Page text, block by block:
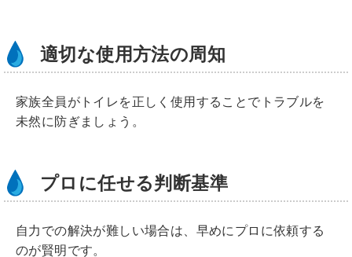
適切な使用方法の周知
家族全員がトイレを正しく使用することでトラブルを
未然に防ぎましょう。
プロに任せる判断基準
自力での解決が難しい場合は、早めにプロに依頼する
のが賢明です。